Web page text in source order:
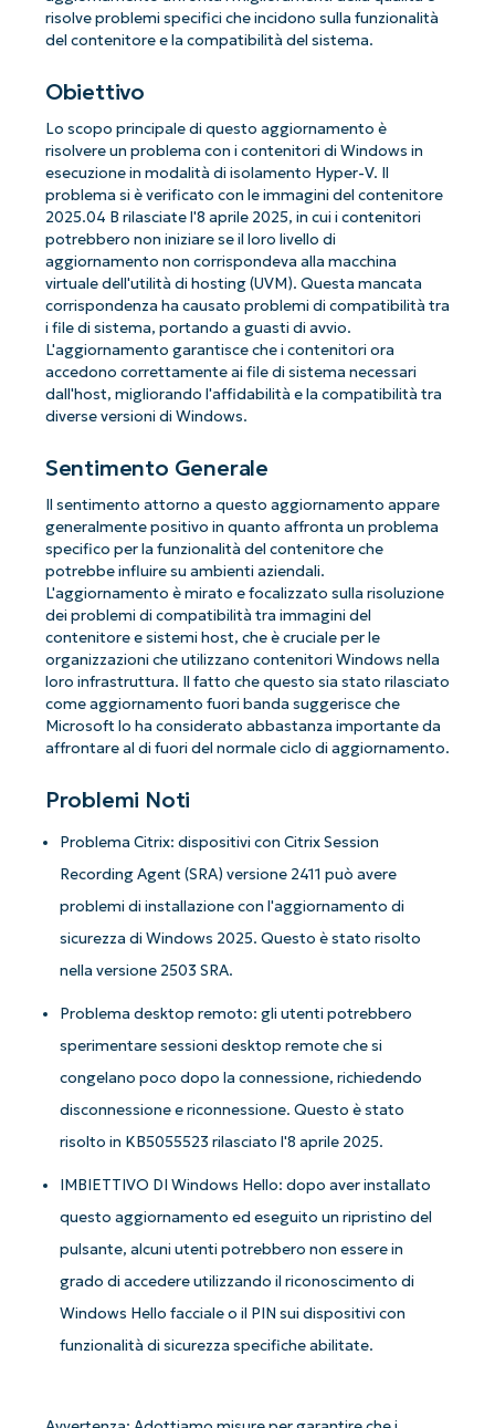
risolve problemi specifici che incidono sulla funzionalità
del contenitore e la compatibilità del sistema.
Obiettivo
Lo scopo principale di questo aggiornamento è
risolvere un problema con i contenitori di Windows in
esecuzione in modalità di isolamento Hyper-V. Il
problema si è verificato con le immagini del contenitore
2025.04 B rilasciate l'8 aprile 2025, in cui i contenitori
potrebbero non iniziare se il loro livello di
aggiornamento non corrispondeva alla macchina
virtuale dell'utilità di hosting (UVM). Questa mancata
corrispondenza ha causato problemi di compatibilità tra
i file di sistema, portando a guasti di avvio.
L'aggiornamento garantisce che i contenitori ora
accedono correttamente ai file di sistema necessari
dall'host, migliorando l'affidabilità e la compatibilità tra
diverse versioni di Windows.
Sentimento Generale
Il sentimento attorno a questo aggiornamento appare
generalmente positivo in quanto affronta un problema
specifico per la funzionalità del contenitore che
potrebbe influire su ambienti aziendali.
L'aggiornamento è mirato e focalizzato sulla risoluzione
dei problemi di compatibilità tra immagini del
contenitore e sistemi host, che è cruciale per le
organizzazioni che utilizzano contenitori Windows nella
loro infrastruttura. Il fatto che questo sia stato rilasciato
come aggiornamento fuori banda suggerisce che
Microsoft lo ha considerato abbastanza importante da
affrontare al di fuori del normale ciclo di aggiornamento.
Problemi Noti
Problema Citrix: dispositivi con Citrix Session
Recording Agent (SRA) versione 2411 può avere
problemi di installazione con l'aggiornamento di
sicurezza di Windows 2025. Questo è stato risolto
nella versione 2503 SRA.
Problema desktop remoto: gli utenti potrebbero
sperimentare sessioni desktop remote che si
congelano poco dopo la connessione, richiedendo
disconnessione e riconnessione. Questo è stato
risolto in KB5055523 rilasciato l'8 aprile 2025.
IMBIETTIVO DI Windows Hello: dopo aver installato
questo aggiornamento ed eseguito un ripristino del
pulsante, alcuni utenti potrebbero non essere in
grado di accedere utilizzando il riconoscimento di
Windows Hello facciale o il PIN sui dispositivi con
funzionalità di sicurezza specifiche abilitate.